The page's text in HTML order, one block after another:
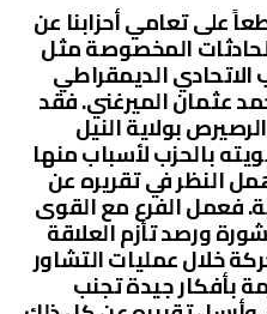
على تعامي أحزابنا عن
المخصوصة مثل
الاتحادي الديمقراطي
عثمان الميرغني. فقد
بولاية النيل
بالحزب لأسباب منها
النظر في تقريره عن
فعمل الفرع مع القوى
ورصد تأزم العلاقة
خلال عمليات التشاور
بأفكار جيدة تجنب